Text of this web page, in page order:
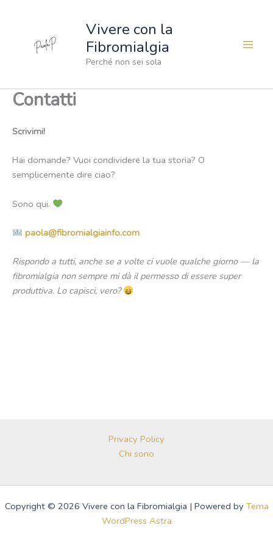
Vivere con la
Fibromialgia
Perché non sei sola
Contatti
Scrivimi!
Hai domande? Vuoi condividere la tua storia? O
semplicemente dire ciao?
Sono qui.
paola@fibromialgiainfo.com
Rispondo a tutti, anche se a volte ci vuole qualche giorno — la
fibromialgia non sempre mi dà il permesso di essere super
produttiva. Lo capisci, vero?
Privacy Policy
Chi sono
Copyright © 2026 Vivere con la Fibromialgia | Powered by Tema
WordPress Astra